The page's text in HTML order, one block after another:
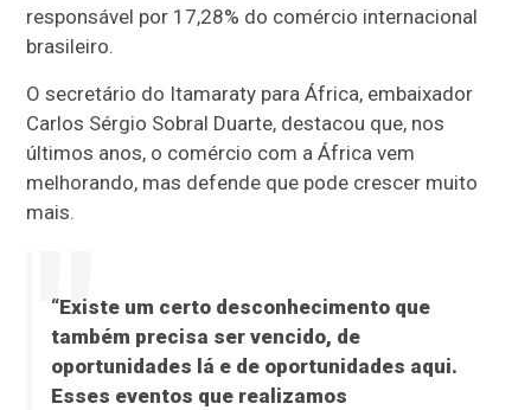
responsável por 17,28% do comércio internacional
brasileiro.
O secretário do Itamaraty para África, embaixador
Carlos Sérgio Sobral Duarte, destacou que, nos
últimos anos, o comércio com a África vem
melhorando, mas defende que pode crescer muito
mais.
“Existe um certo desconhecimento que
também precisa ser vencido, de
oportunidades lá e de oportunidades aqui.
Esses eventos que realizamos